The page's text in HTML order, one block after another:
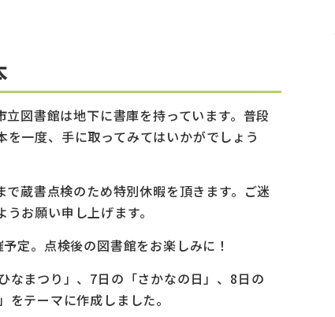
図書館は地下に書庫を持っています。普段
一度、手に取ってみてはいかがでしょう
蔵書点検のため特別休暇を頂きます。ご迷
お願い申し上げます。
定。点検後の図書館をお楽しみに！
なまつり」、7日の「さかなの日」、8日の
テーマに作成しました。